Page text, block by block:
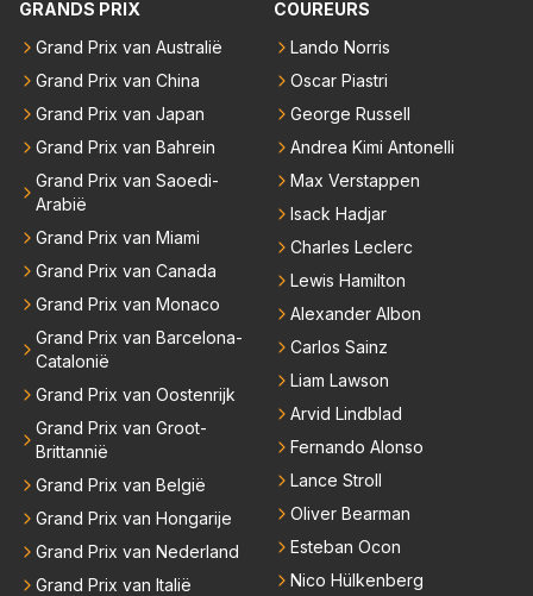
rcedes-die-3-seconden-sneller-is-dan-de-rest' Hamil
ton kan slopen. Hij heeft dat natuurlijk ook in zich, al
leen die shit-Red Bull moet beter.
GRANDS PRIX
Grand Prix van Australië
Grand Prix van China
Grand Prix van Japan
Grand Prix van Bahrein
Grand Prix van Saoedi-
Arabië
Grand Prix van Miami
Grand Prix van Canada
Grand Prix van Monaco
Grand Prix van Barcelona-
Catalonië
Grand Prix van Oostenrijk
Grand Prix van Groot-
Brittannië
Grand Prix van België
Grand Prix van Hongarije
Grand Prix van Nederland
Grand Prix van Italië
COUREURS
Lando Norris
Oscar Piastri
George Russell
Andrea Kimi Antonelli
Max Verstappen
Isack Hadjar
Charles Leclerc
Lewis Hamilton
Alexander Albon
Carlos Sainz
Liam Lawson
Arvid Lindblad
Fernando Alonso
Lance Stroll
Oliver Bearman
Esteban Ocon
Nico Hülkenberg